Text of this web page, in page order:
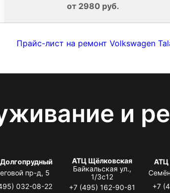
от 2980 руб.
Прайс-лист на ремонт Volkswagen
и
пр-д, 5
032-08-22
АТЦ Щёлковская
Байкальская ул.,
1/3с12
+7 (495) 162-90-81
АТЦ
+7